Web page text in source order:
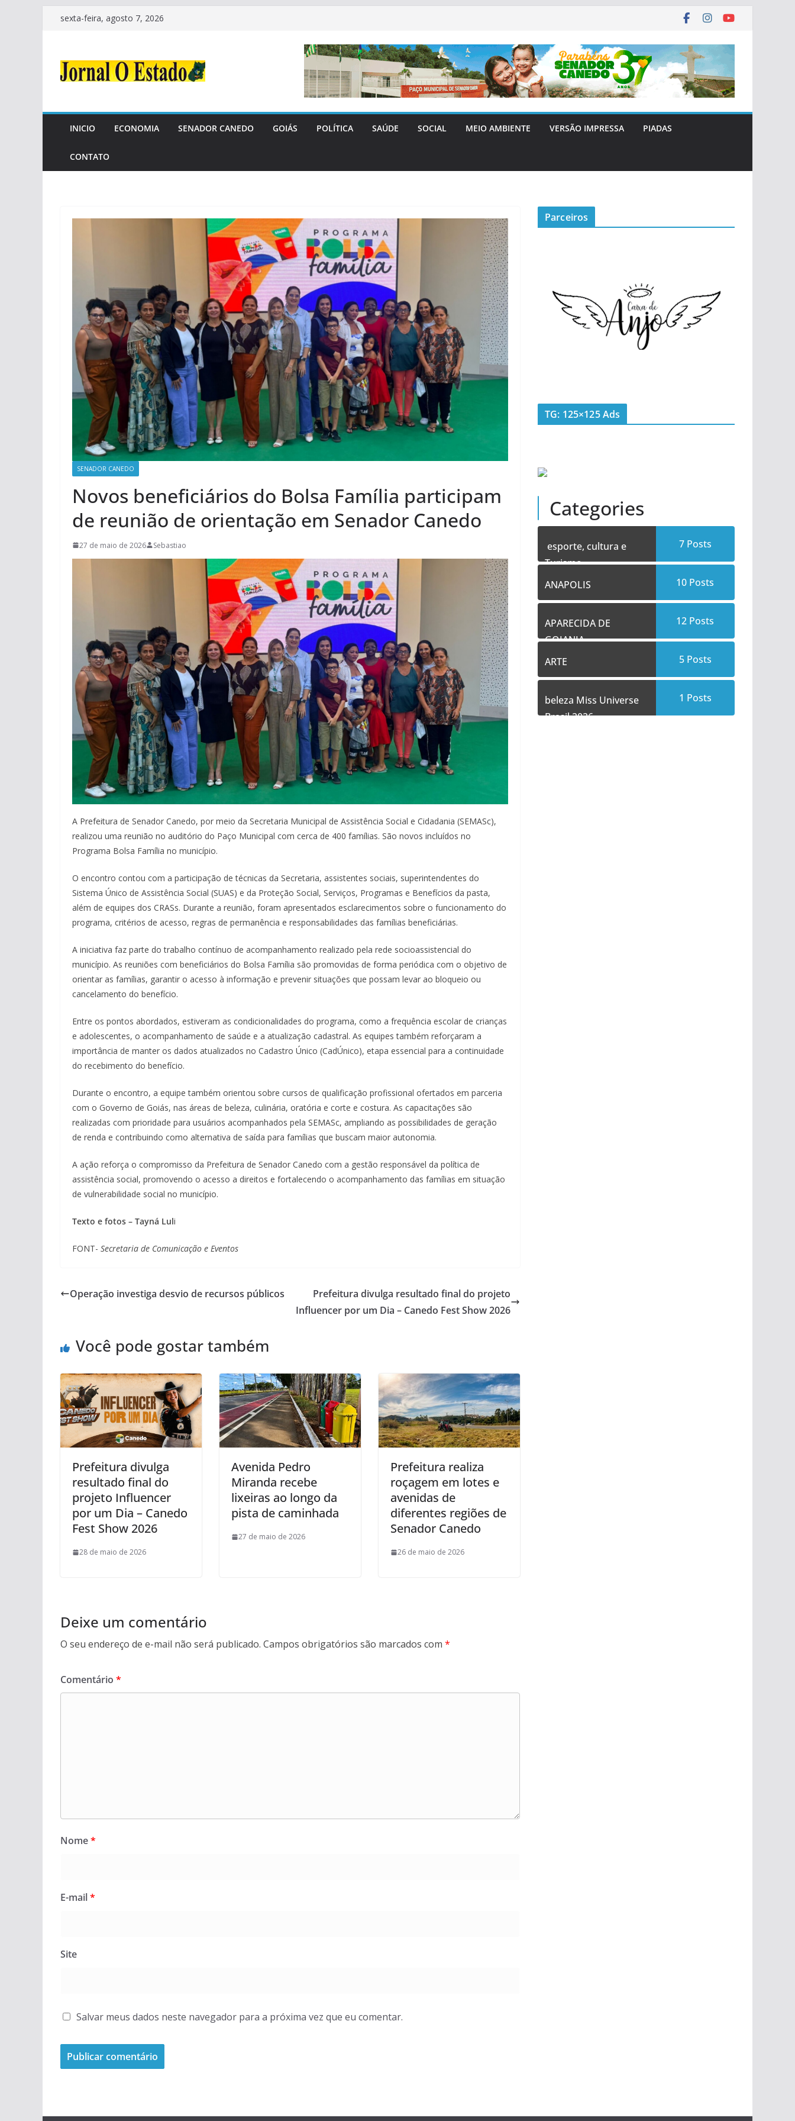
Pular
conteúdo
sexta-feira, agosto 7, 2026
INICIO ECONOMIA SENADOR CANEDO GOIÁS POLÍTICA SAÚDE SOCIAL MEIO AMBIENTE VERSÃO IMPRESSA PIADAS
CONTATO
SENADOR CANEDO
Novos beneficiários do Bolsa Família participam
de reunião de orientação em Senador Canedo
27 de maio de 2026 Sebastiao
A Prefeitura de Senador Canedo, por meio da Secretaria Municipal de Assistência Social e Cidadania (SEMASc),
realizou uma reunião no auditório do Paço Municipal com cerca de 400 famílias. São novos incluídos no
Programa Bolsa Família no município.
O encontro contou com a participação de técnicas da Secretaria, assistentes sociais, superintendentes do
Sistema Único de Assistência Social (SUAS) e da Proteção Social, Serviços, Programas e Benefícios da pasta,
além de equipes dos CRASs. Durante a reunião, foram apresentados esclarecimentos sobre o funcionamento do
programa, critérios de acesso, regras de permanência e responsabilidades das famílias beneficiárias.
A iniciativa faz parte do trabalho contínuo de acompanhamento realizado pela rede socioassistencial do
município. As reuniões com beneficiários do Bolsa Família são promovidas de forma periódica com o objetivo de
orientar as famílias, garantir o acesso à informação e prevenir situações que possam levar ao bloqueio ou
cancelamento do benefício.
Entre os pontos abordados, estiveram as condicionalidades do programa, como a frequência escolar de crianças
e adolescentes, o acompanhamento de saúde e a atualização cadastral. As equipes também reforçaram a
importância de manter os dados atualizados no Cadastro Único (CadÚnico), etapa essencial para a continuidade
do recebimento do benefício.
Durante o encontro, a equipe também orientou sobre cursos de qualificação profissional ofertados em parceria
com o Governo de Goiás, nas áreas de beleza, culinária, oratória e corte e costura. As capacitações são
realizadas com prioridade para usuários acompanhados pela SEMASc, ampliando as possibilidades de geração
de renda e contribuindo como alternativa de saída para famílias que buscam maior autonomia.
A ação reforça o compromisso da Prefeitura de Senador Canedo com a gestão responsável da política de
assistência social, promovendo o acesso a direitos e fortalecendo o acompanhamento das famílias em situação
de vulnerabilidade social no município.
Texto e fotos – Tayná Luli
FONT- Secretaria de Comunicação e Eventos
Operação investiga desvio de recursos públicos
Prefeitura divulga resultado final do projeto
Influencer por um Dia – Canedo Fest Show 2026
Você pode gostar também
Prefeitura divulga
resultado final do
projeto Influencer
por um Dia – Canedo
Fest Show 2026
28 de maio de 2026
Avenida Pedro
Miranda recebe
lixeiras ao longo da
pista de caminhada
27 de maio de 2026
Prefeitura realiza
roçagem em lotes e
avenidas de
diferentes regiões de
Senador Canedo
26 de maio de 2026
Deixe um comentário
O seu endereço de e-mail não será publicado. Campos obrigatórios são marcados com *
Comentário *
Nome*
E-mail*
Site
Salvar meus dados neste navegador para a próxima vez que eu comentar.
Parceiros
TG: 125×125 Ads
Categories
esporte, cultura e
Turismo
7 Posts
ANAPOLIS 10 Posts
APARECIDA DE
GOIANIA
12 Posts
ARTE 5 Posts
beleza Miss Universe
Brasil 2026
1 Posts